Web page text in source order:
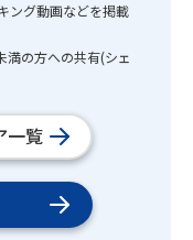
ング動画などを掲載
の方への共有(シェ
一覧